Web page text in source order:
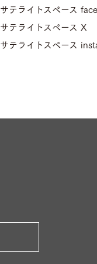
サテライトスペース
サテライトスペース X
サテライトスペース